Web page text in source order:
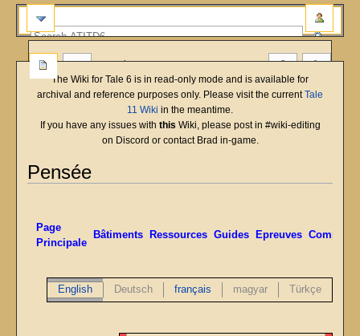
The Wiki for Tale 6 is in read-only mode and is available for
archival and reference purposes only. Please visit the currentTale
11 Wiki in the meantime.
If you have any issues with this Wiki, please post in #wiki-editing
on Discord or contact Brad in-game.
Pensée
navigation
search
Page
Principale
Bâtiments Ressources Guides Epreuves
English Deutsch français magyar Türkçe
more